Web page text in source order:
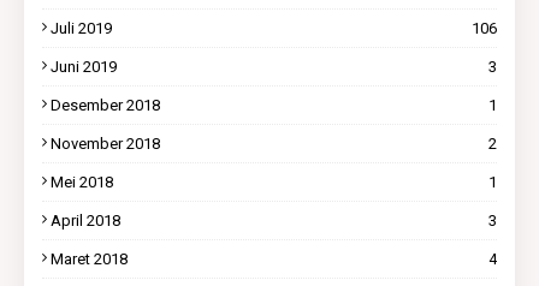
Juli 2019 106
Juni 2019 3
Desember 2018 1
November 2018 2
Mei 2018 1
April 2018 3
Maret 2018 4